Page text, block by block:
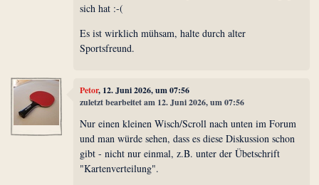
sich hat :-(
Es ist wirklich mühsam, halte durch alter
Sportsfreund.
Petor, 12. Juni 2026, um 07:56
zuletzt bearbeitet am 12. Juni 2026, um 07:56
Nur einen kleinen Wisch/Scroll nach unten im Forum
und man würde sehen, dass es diese Diskussion schon
gibt - nicht nur einmal, z.B. unter der Übetschrift
"Kartenverteilung".